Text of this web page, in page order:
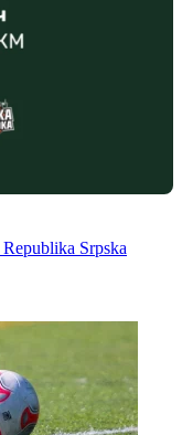
Republika Srpska